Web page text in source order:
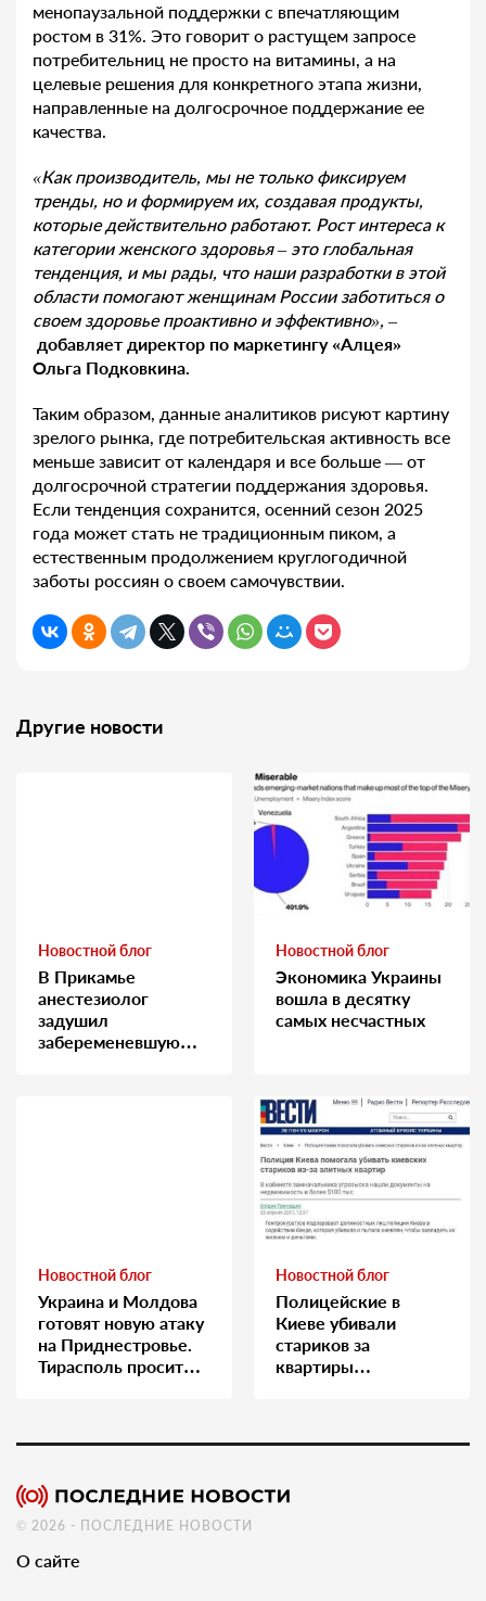
менопаузальной поддержки с впечатляющим
ростом в 31%. Это говорит о растущем запросе
потребительниц не просто на витамины, а на
целевые решения для конкретного этапа жизни,
направленные на долгосрочное поддержание ее
качества.
«Как производитель, мы не только фиксируем
тренды, но и формируем их, создавая продукты,
которые действительно работают. Рост интереса к
категории женского здоровья – это глобальная
тенденция, и мы рады, что наши разработки в этой
области помогают женщинам России заботиться о
своем здоровье проактивно и эффективно», –
добавляет директор по маркетингу «Алцея»
Ольга Подковкина.
Таким образом, данные аналитиков рисуют картину
зрелого рынка, где потребительская активность все
меньше зависит от календаря и все больше — от
долгосрочной стратегии поддержания здоровья.
Если тенденция сохранится, осенний сезон 2025
года может стать не традиционным пиком, а
естественным продолжением круглогодичной
заботы россиян о своем самочувствии.
Другие новости
Новостной блог
В Прикамье
анестезиолог
задушил
забеременевшую
Новостной блог
Экономика Украины
вошла в десятку
самых несчастных
Новостной блог
Украина и Молдова
готовят новую атаку
на Приднестровье.
Тирасполь просит
Новостной блог
Полицейские в
Киеве убивали
стариков за
квартиры…
© 2026 - ПОСЛЕДНИЕ НОВОСТИ
О сайте